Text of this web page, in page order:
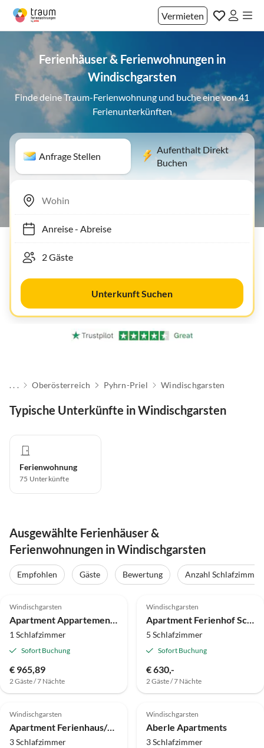
Vermieten
Ferienhäuser & Ferienwohnungen in
Windischgarsten
Finde deine Traum-Ferienwohnung und buche eine von 41
Ferienunterkünften
Anfrage Stellen
Aufenthalt Direkt
Buchen
Anreise- Abreise
Unterkunft Suchen
. . . Oberösterreich Pyhrn-Priel Windischgarsten
Typische Unterkünfte in Windischgarsten
Ferienwohnung
75 Unterkünfte
Ausgewählte Ferienhäuser &
Ferienwohnungen in Windischgarsten
Empfohlen Gäste Bewertung Anzahl Schlafzimmer
Windischgarsten
Apartment Appartement/Fewo, Toilette und Bad/Dusche getrennt
1 Schlafzimmer
Sofort Buchung
€ 965,89
2 Gäste / 7 Nächte
Windischgarsten
Apartment Ferienhof Schmalzbichl
5 Schlafzimmer
Sofort Buchung
€ 630,-
2 Gäste / 7 Nächte
Windischgarsten
Apartment Ferienhaus/2 Schlafräume/Dusche, Bad, WC
3 Schlafzimmer
Windischgarsten
Aberle Apartments
3 Schlafzimmer